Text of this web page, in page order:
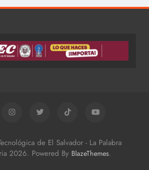
de El Salvador - La Palabra
2026. Powered By BlazeThemes.